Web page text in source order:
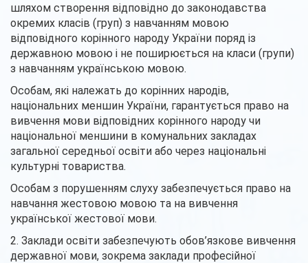
шляхом створення відповідно до законодавства
окремих класів (груп) з навчанням мовою
відповідного корінного народу України поряд із
державною мовою і не поширюється на класи (групи)
з навчанням українською мовою.
Особам, які належать до корінних народів,
національних меншин України, гарантується право на
вивчення мови відповідних корінного народу чи
національної меншини в комунальних закладах
загальної середньої освіти або через національні
культурні товариства.
Особам з порушенням слуху забезпечується право на
навчання жестовою мовою та на вивчення
української жестової мови.
2. Заклади освіти забезпечують обов’язкове вивчення
державної мови, зокрема заклади професійної